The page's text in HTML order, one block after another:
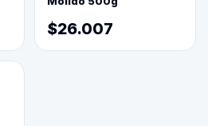
$26.007